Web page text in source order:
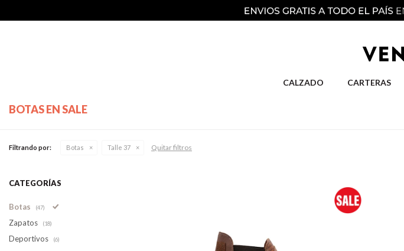
CALZADO CARTERAS
BOTAS EN SALE
Filtrando por: Botas Talle 37 Quitar filtros
CATEGORÍAS
Botas (47)
Zapatos (18)
Deportivos (6)